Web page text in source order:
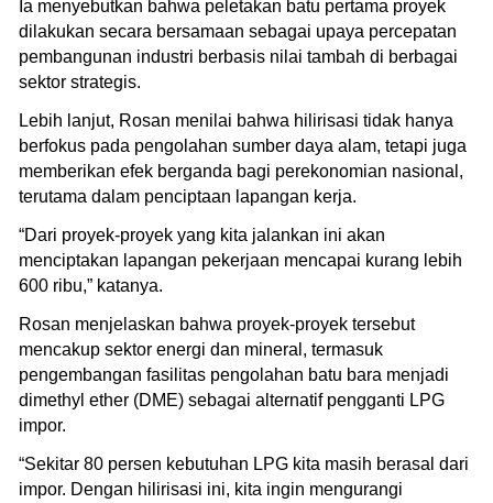
Ia menyebutkan bahwa peletakan batu pertama proyek
dilakukan secara bersamaan sebagai upaya percepatan
pembangunan industri berbasis nilai tambah di berbagai
sektor strategis.
Lebih lanjut, Rosan menilai bahwa hilirisasi tidak hanya
berfokus pada pengolahan sumber daya alam, tetapi juga
memberikan efek berganda bagi perekonomian nasional,
terutama dalam penciptaan lapangan kerja.
“Dari proyek-proyek yang kita jalankan ini akan
menciptakan lapangan pekerjaan mencapai kurang lebih
600 ribu,” katanya.
Rosan menjelaskan bahwa proyek-proyek tersebut
mencakup sektor energi dan mineral, termasuk
pengembangan fasilitas pengolahan batu bara menjadi
dimethyl ether (DME) sebagai alternatif pengganti LPG
impor.
“Sekitar 80 persen kebutuhan LPG kita masih berasal dari
impor. Dengan hilirisasi ini, kita ingin mengurangi